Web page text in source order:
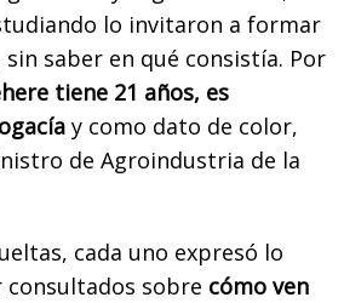
lo invitaron a formar
saber en qué consistía. Por
tiene 21 años, es
y como dato de color,
de Agroindustria de la
cada uno expresó lo
consultados sobre cómo ven